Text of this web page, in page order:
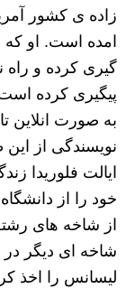
امده است. او که
گیری کرده و راه
پیگیری کرده
به صورت انلاین
نویسندگی از
ایالت فلوریدا
خود را از
از شاخه های
شاخه ای دیگر
لیسانس را اخذ